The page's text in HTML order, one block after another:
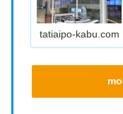
tatiaipo-kabu.com